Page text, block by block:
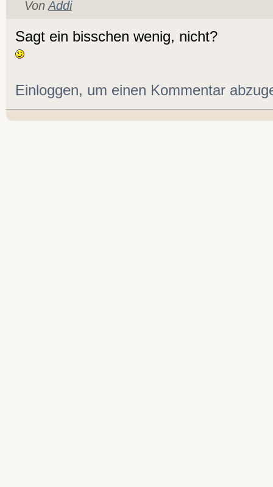
Von Addi
Sagt ein bisschen wenig, nicht?
Einloggen, um einen Kommentar